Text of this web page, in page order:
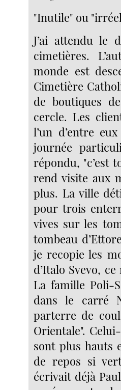
"Inutile" ou
J’ai attendu le
cimetières.
monde est
Cimetière
de boutiques
cercle. Les
l’un d’entre
journée
répondu, "c’est
rend visite aux
plus. La ville
pour trois
vives sur les
tombeau
je recopie les
d’Italo Svevo,
La famille Poli-
dans le carré
parterre de
Orientale".
sont plus hauts
de repos si
écrivait déjà